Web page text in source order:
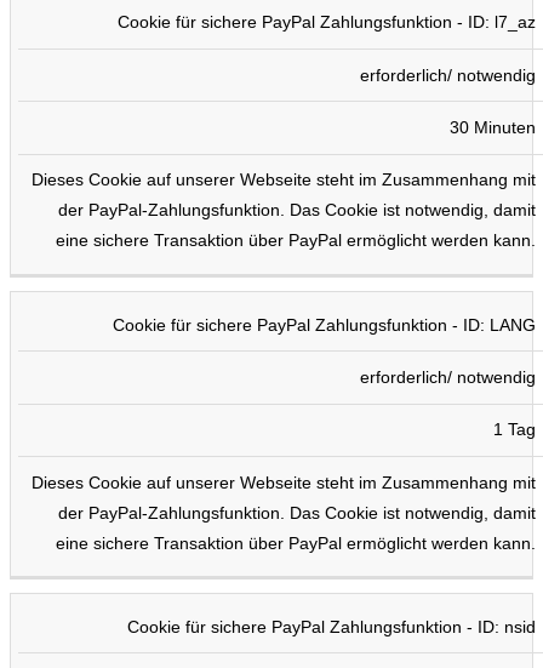
Cookie für sichere PayPal Zahlungsfunktion - ID: l7_az
erforderlich/ notwendig
30 Minuten
Dieses Cookie auf unserer Webseite steht im Zusammenhang mit
der PayPal-Zahlungsfunktion. Das Cookie ist notwendig, damit
eine sichere Transaktion über PayPal ermöglicht werden kann.
Cookie für sichere PayPal Zahlungsfunktion - ID: LANG
erforderlich/ notwendig
1 Tag
Dieses Cookie auf unserer Webseite steht im Zusammenhang mit
der PayPal-Zahlungsfunktion. Das Cookie ist notwendig, damit
eine sichere Transaktion über PayPal ermöglicht werden kann.
Cookie für sichere PayPal Zahlungsfunktion - ID: nsid